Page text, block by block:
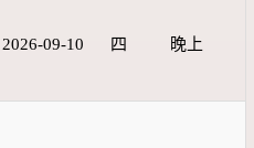
2026-09-10 四 晚上